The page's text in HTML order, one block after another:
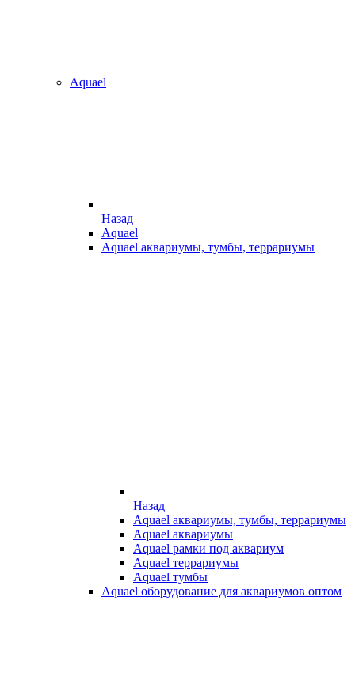
Aquael
Назад
Aquael
Aquael аквариумы, тумбы, террариумы
Назад
Aquael аквариумы, тумбы, террариумы
Aquael аквариумы
Aquael рамки под аквариум
Aquael террариумы
Aquael тумбы
Aquael оборудование для аквариумов оптом